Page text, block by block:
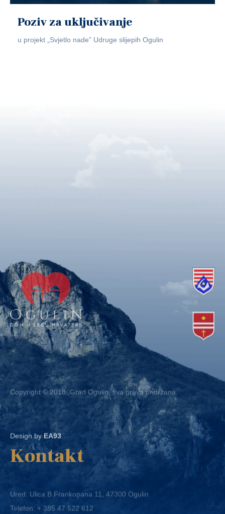
Poziv za uključivanje
u projekt „Svjetlo nade” Udruge slijepih Ogulin
Copyright © 2018. Grad Ogulin, sva prava pridržana.
Design byEA93
Kontakt
Ured: Ulica B.Frankopana 11, 47300 Ogulin
Telefon:+ 385 47 522 612
Telefaks:+ 385 47 522 821